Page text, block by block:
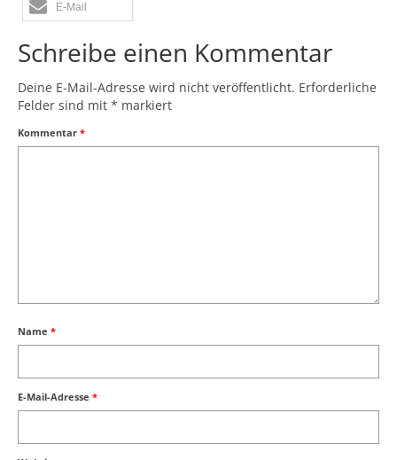
E-Mail
Schreibe einen Kommentar
Deine E-Mail-Adresse wird nicht veröffentlicht. Erforderliche
Felder sind mit * markiert
Kommentar *
Name *
E-Mail-Adresse *